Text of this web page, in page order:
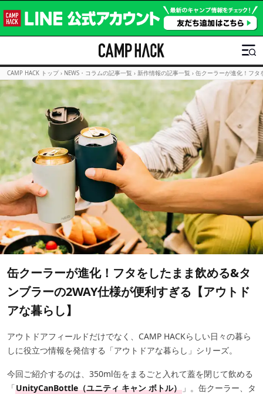
CAMP HACK トップ › NEWS・コラムの記事一覧 › 新作情報の記事一覧 › 缶クーラーが進化！フタ
缶クーラーが進化！フタをしたまま飲める&タ
ンブラーの2WAY仕様が便利すぎる【アウトド
アな暮らし】
アウトドアフィールドだけでなく、CAMP HACKらしい日々の暮ら
しに役立つ情報を発信する「アウトドアな暮らし」シリーズ。
今回ご紹介するのは、350ml缶をまるごと入れて蓋を閉じて飲める
「UnityCanBottle（ユニティ キャン ボトル） 」。缶クーラー、タ